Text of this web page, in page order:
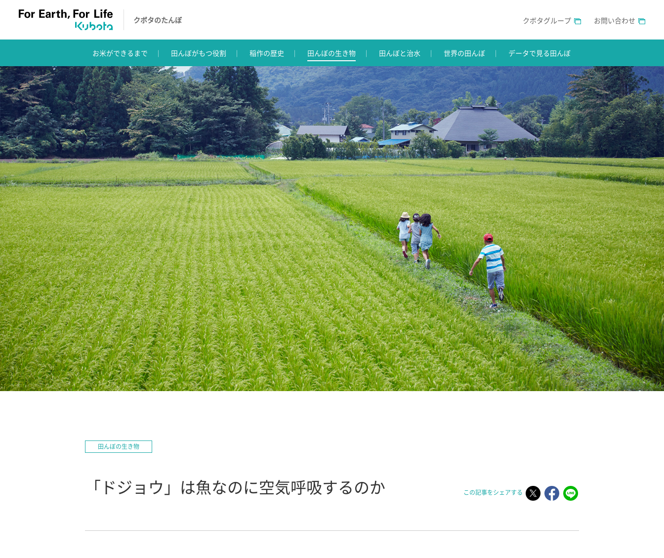
クボタのたんぼ クボタグループ お問い合わせ
お米ができるまで 田んぼがもつ役割 稲作の歴史 田んぼの生き物 田んぼと治水 世界の田んぼ データで見る田んぼ
田んぼの生き物
「ドジョウ」は魚なのに空気呼吸するのか この記事をシェアする